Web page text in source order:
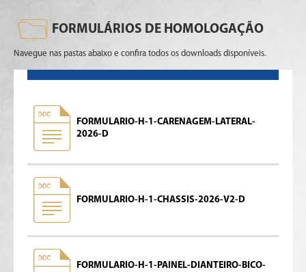
FORMULÁRIOS DE HOMOLOGAÇÃO
Navegue nas pastas abaixo e confira todos os downloads disponíveis.
FORMULARIO-H-1-CARENAGEM-LATERAL-
2026-D
FORMULARIO-H-1-CHASSIS-2026-V2-D
FORMULARIO-H-1-PAINEL-DIANTEIRO-BICO-